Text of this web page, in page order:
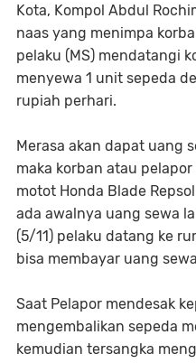
Kota, Kompol Abdul
naas yang menimpa
pelaku (MS) mendatangi
menyewa 1 unit sepeda
rupiah perhari.
Merasa akan dapat uang
maka korban atau
motot Honda Blade
ada awalnya uang sewa
(5/11) pelaku datang ke
bisa membayar uang
Saat Pelapor mendesak
mengembalikan sepeda
kemudian tersangka